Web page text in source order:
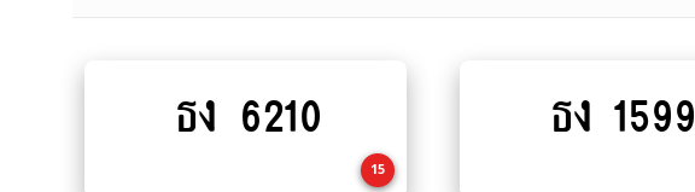
to
ธง 6210
15
to
ธง 1599